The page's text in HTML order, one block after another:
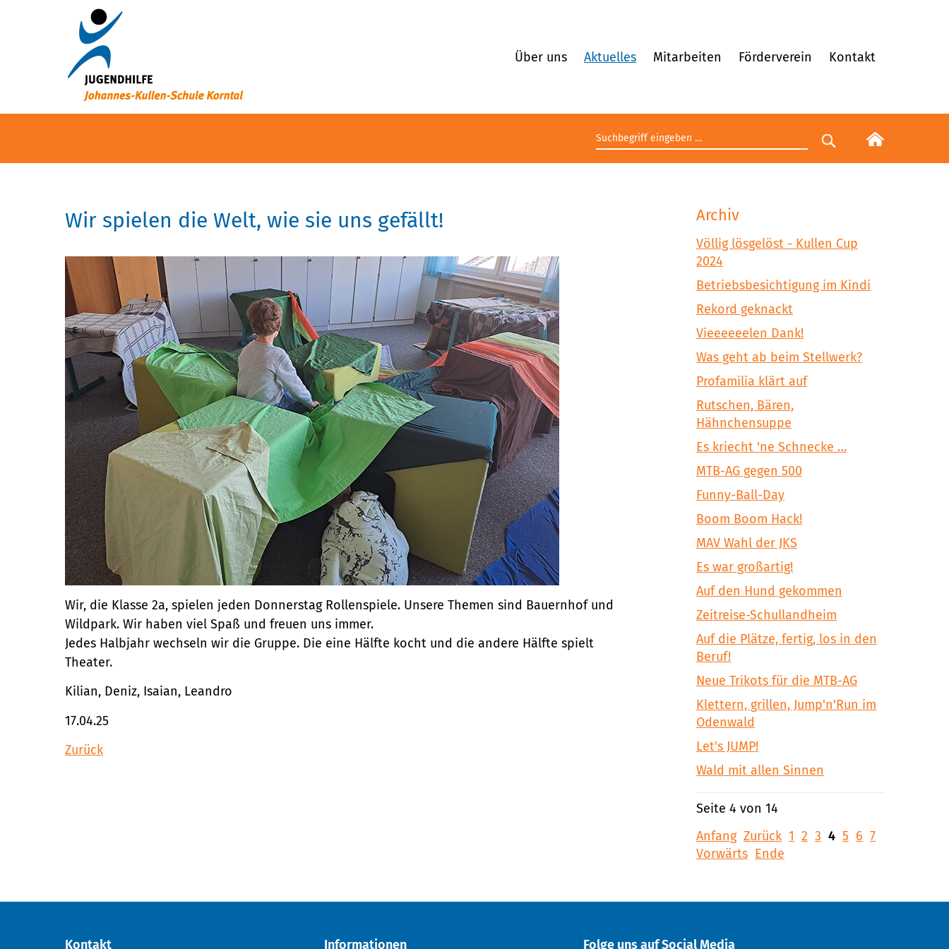
Über uns Aktuelles Mitarbeiten Förderverein Kontakt
Suchbegriff eingeben
Suche starten
Wir spielen die Welt, wie sie uns gefällt!
Wir, die Klasse 2a, spielen jeden Donnerstag Rollenspiele. Unsere Themen sind Bauernhof und
Wildpark. Wir haben viel Spaß und freuen uns immer.
Jedes Halbjahr wechseln wir die Gruppe. Die eine Hälfte kocht und die andere Hälfte spielt
Theater.
Kilian, Deniz, Isaian, Leandro
17.04.25
Zurück
Archiv
Völlig lösgelöst - Kullen Cup
2024
Betriebsbesichtigung im Kindi
Rekord geknackt
Vieeeeeelen Dank!
Was geht ab beim Stellwerk?
Profamilia klärt auf
Rutschen, Bären,
Hähnchensuppe
Es kriecht 'ne Schnecke …
MTB-AG gegen 500
Funny-Ball-Day
Boom Boom Hack!
MAV Wahl der JKS
Es war großartig!
Auf den Hund gekommen
Zeitreise-Schullandheim
Auf die Plätze, fertig, los in den
Beruf!
Neue Trikots für die MTB-AG
Klettern, grillen, Jump'n'Run im
Odenwald
Let's JUMP!
Wald mit allen Sinnen
Seite 4 von 14
Anfang Zurück 1 2 3 4 5 6 7
Vorwärts Ende
Kontakt Informationen Folge uns auf Social Media